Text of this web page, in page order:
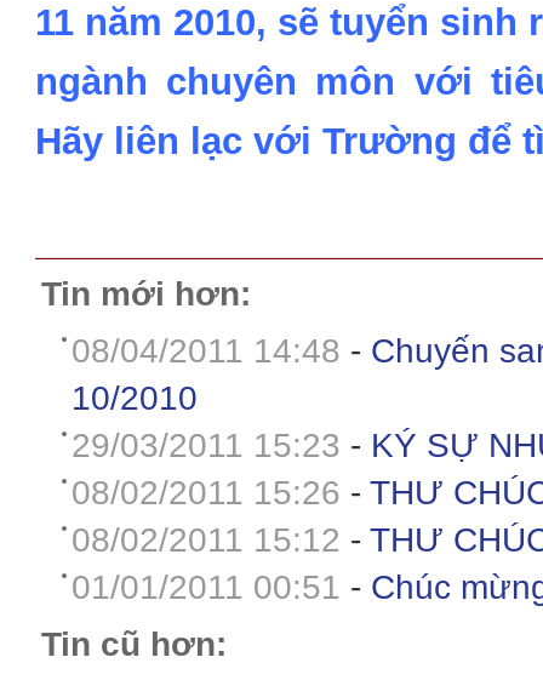
11 năm 2010, sẽ tuyển
ngành chuyên môn với
Hãy liên lạc với Trường để
Tin mới hơn:
08/04/2011 14:48 - Chuyến
10/2010
29/03/2011 15:23 - KÝ SỰ
08/02/2011 15:26 - THƯ
08/02/2011 15:12 - THƯ
01/01/2011 00:51 - Chúc
Tin cũ hơn: